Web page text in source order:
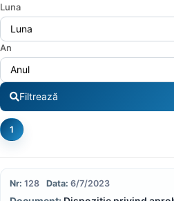
Luna
An
Filtrează
1
128 6/7/2023